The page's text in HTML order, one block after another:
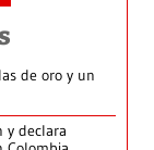
de oro y un
y declara